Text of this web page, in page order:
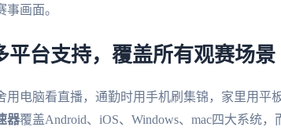
画面。
平台支持，覆盖所有观赛场景
用电脑看直播，通勤时用手机刷集锦，家里用
器覆盖Android、iOS、Windows、mac四大系统